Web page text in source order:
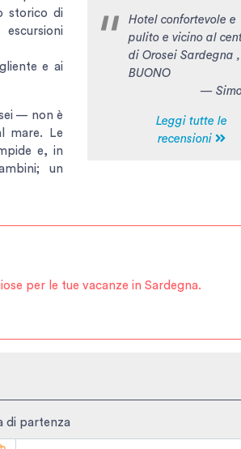
storico di
e ai
— non è
mare. Le
e, in
un
Hotel confortevole e
pulito e vicino al
di Orosei Sardegna ,
BUONO
—
Leggi tutte le
recensioni
per le tue vacanze in Sardegna.
di partenza